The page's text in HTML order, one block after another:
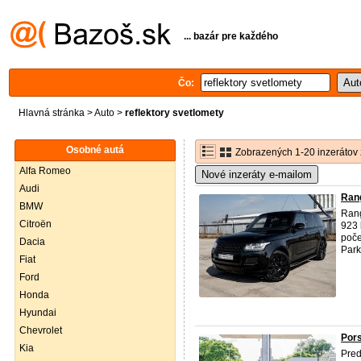
... bazár pre každého
Čo:
Hlavná stránka >Auto > reflektory svetlomety
Osobné autá
Alfa Romeo
Audi
BMW
Citroën
Dacia
Fiat
Ford
Honda
Hyundai
Chevrolet
Kia
Zobrazených 1-20 inzerátov
Nové inzeráty e-mailom
923